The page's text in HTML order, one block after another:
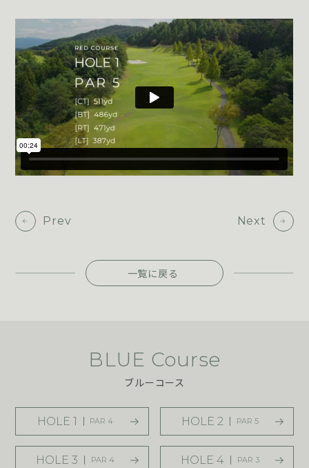
Prev Next
一覧に戻る
BLUE Course
ブルーコース
HOLE 1 PAR 4 HOLE 2 PAR 5
HOLE 3 PAR 4 HOLE 4 PAR 3